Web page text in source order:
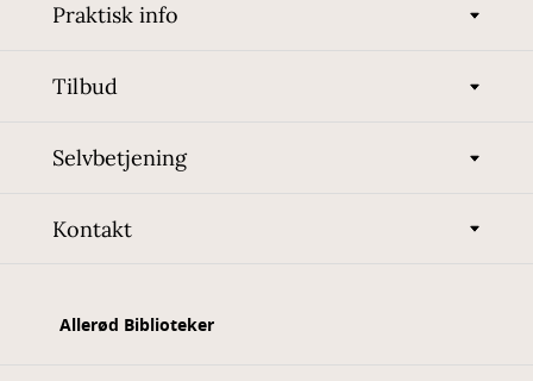
Praktisk info
Tilbud
Selvbetjening
Kontakt
Allerød Biblioteker